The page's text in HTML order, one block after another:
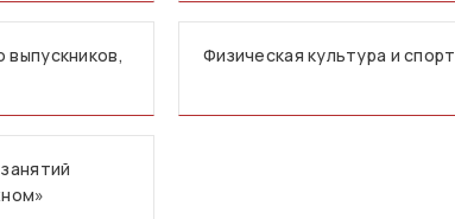
выпускников,
Физическая культура и спорт